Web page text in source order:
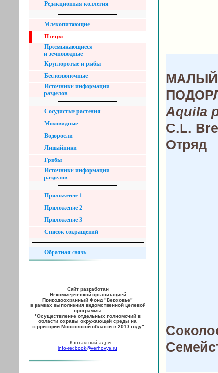
Редакционная коллегия
Млекопитающие
Птицы
Пресмыкающиеся
и земноводные
Круглоротые и рыбы
Беспозвоночные
Источники информации
разделов
Сосудистые растения
Моховидные
Водоросли
Лишайники
Грибы
Источники информации
разделов
Приложение 1
Приложение 2
Приложение 3
Список сокращений
Обратная связь
Сайт разработан
Некоммерческой организацией
Природоохранный Фонд "Верховье"
в рамках выполнения ведомственной целевой
программы
"Осуществление отдельных полномочий в
области охраны окружающей среды на
территории Московской области в 2010 году"
Контактный адрес
info-redbook@verhovye.ru
МАЛЫЙ
Aquila
C.L.
Отряд